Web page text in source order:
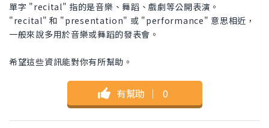
單字 "recital" 指的是音樂、舞蹈、戲劇等公開表演。
"recital" 和 "presentation" 或 "performance" 意思相近，
一般來說多用於音樂或舞蹈的發表會。
希望這些資訊能對你有所幫助。
有幫助 ｜ 0